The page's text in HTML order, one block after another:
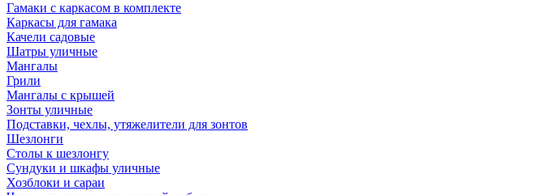
Гамаки с каркасом в комплекте
Каркасы для гамака
Качели садовые
Шатры уличные
Мангалы
Грили
Мангалы с крышей
Зонты уличные
Подставки, чехлы, утяжелители для зонтов
Шезлонги
Столы к шезлонгу
Сундуки и шкафы уличные
Хозблоки и сараи